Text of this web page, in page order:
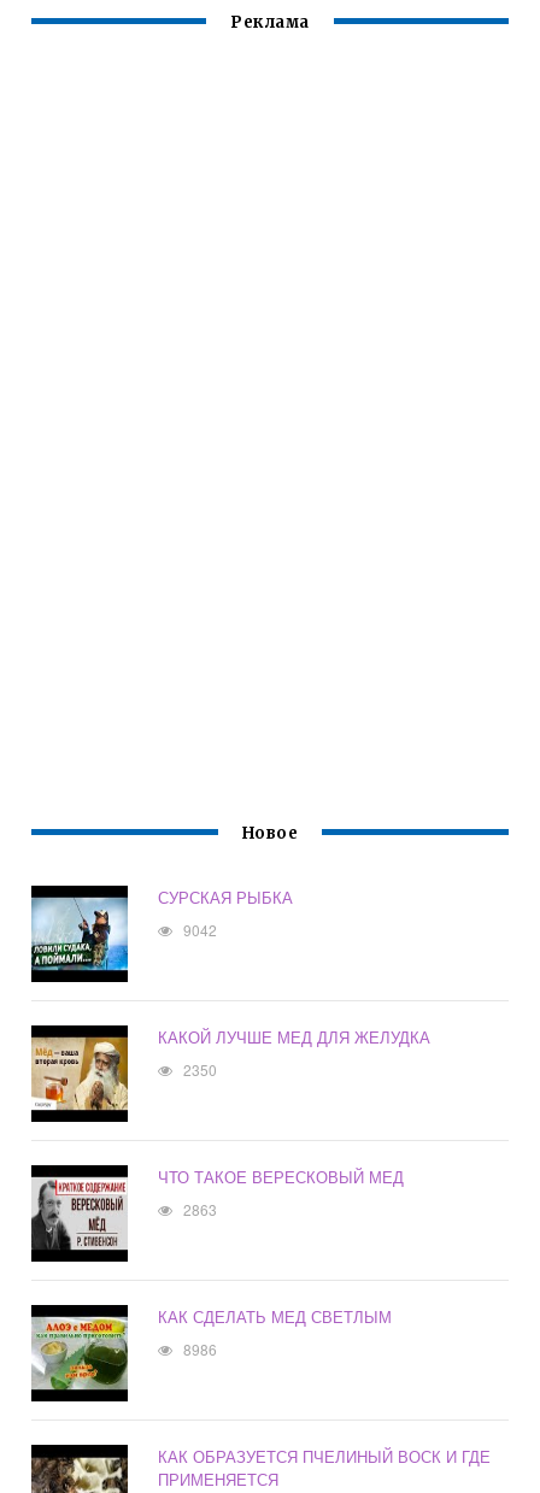
Реклама
Новое
СУРСКАЯ РЫБКА
9042
КАКОЙ ЛУЧШЕ МЕД ДЛЯ ЖЕЛУДКА
2350
ЧТО ТАКОЕ ВЕРЕСКОВЫЙ МЕД
2863
КАК СДЕЛАТЬ МЕД СВЕТЛЫМ
8986
КАК ОБРАЗУЕТСЯ ПЧЕЛИНЫЙ ВОСК И ГДЕ
ПРИМЕНЯЕТСЯ